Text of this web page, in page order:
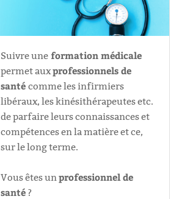
Suivre uneformation médicale
permet auxprofessionnels de
santé comme les infirmiers
libéraux, les kinésithérapeutes etc.
de parfaire leurs connaissances et
compétences en la matière et ce,
sur le long terme.
Vous êtes unprofessionnel de
santé?